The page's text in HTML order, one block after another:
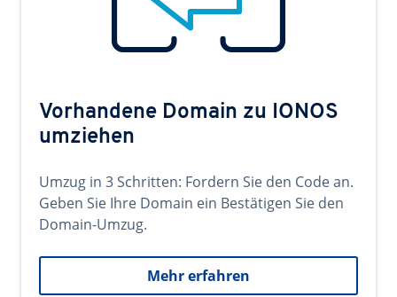
Vorhandene Domain zu IONOS
umziehen
Umzug in 3 Schritten: Fordern Sie den Code an.
Geben Sie Ihre Domain ein Bestätigen Sie den
Domain-Umzug.
Mehr erfahren